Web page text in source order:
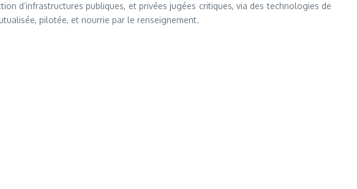
d’infrastructures publiques, et privées jugées critiques, via des technologies de
pilotée, et nourrie par le renseignement.